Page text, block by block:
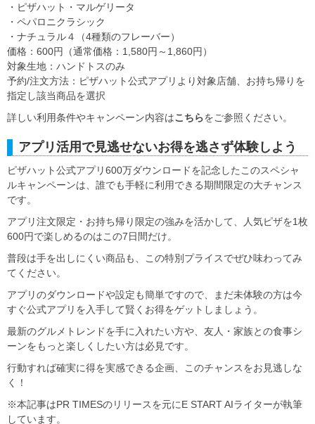
・ピザハット・マルゲリータ
・ペパロニクラシック
・ナチュラル４（4種類のフレーバー）
価格：600円（通常価格：1,580円～1,860円）
対象生地：ハンドトスのみ
予約/注文方法：ピザハット公式アプリより対象店舗、お持ち帰りを
指定し該当商品を選択
詳しい利用条件やキャンペーン内容はこちらをご参照ください。
アプリ活用で見逃せないお得を逃さず体験しよう
ピザハット公式アプリ600万ダウンロードを記念したこのスペシャ
ルキャンペーンは、誰でも手軽に利用できる期間限定の大チャンス
です。
アプリ注文限定・お持ち帰り限定の強みを活かして、人気ピザを1枚
600円で楽しめるのはこの7日間だけ。
普段は手を出しにくい商品も、この特別プライスでぜひ味わってみ
てください。
アプリのダウンロードや設定も簡単ですので、まだ未体験の方は今
すぐ公式アプリを入手して賢くお得をゲットしましょう。
最新のグルメトレンドを手に入れたい方や、友人・家族との食事シ
ーンをもっと楽しくしたい方は必見です。
行動すれば確実に得を実感できる企画、このチャンスをお見逃しな
く！
※本記事はPR TIMESのリリースを元にE START AIライターが執筆
しています。